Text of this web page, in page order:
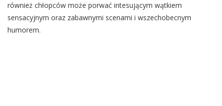
również chłopców może porwać intesującym wątkiem
sensacyjnym oraz zabawnymi scenami i wszechobecnym
humorem.